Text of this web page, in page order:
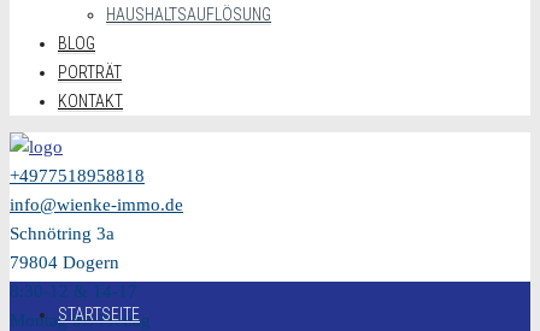
HAUSHALTSAUFLÖSUNG
BLOG
PORTRÄT
KONTAKT
+4977518958818
info@wienke-immo.de
Schnötring 3a
79804 Dogern
8:30-12 & 14-17
Montag bis Freitag
STARTSEITE